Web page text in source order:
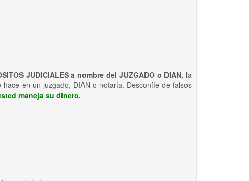
JUDICIALES a nombre del JUZGADO o DIAN, la
en un juzgado, DIAN o notaría. Desconfíe de falsos
maneja su dinero.